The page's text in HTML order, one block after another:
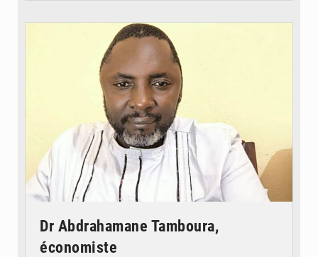
Dr Abdrahamane Tamboura,
économiste